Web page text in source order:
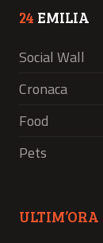
24 EMILIA
Social Wall
Cronaca
Food
Pets